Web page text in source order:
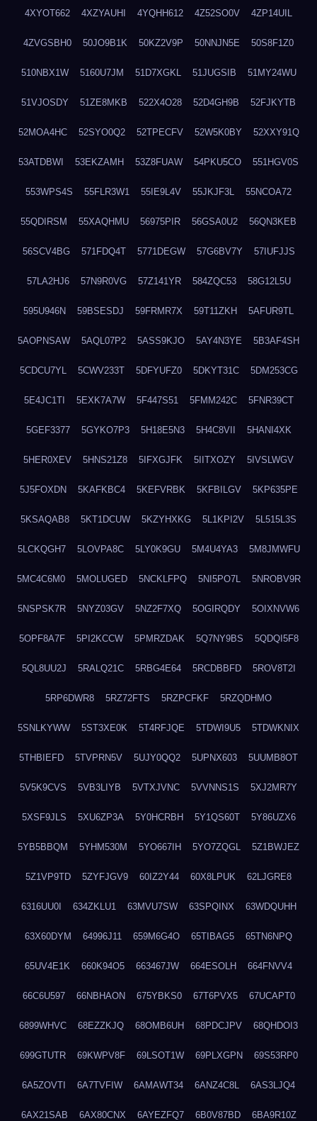
4XYOT662 4XZYAUHI 4YQHH612 4Z52SO0V 4ZP14UIL
4ZVGSBH0 50JO9B1K 50KZ2V9P 50NNJN5E 50S8F1Z0
510NBX1W 5160U7JM 51D7XGKL 51JUGSIB 51MY24WU
51VJOSDY 51ZE8MKB 522X4O28 52D4GH9B 52FJKYTB
52MOA4HC 52SYO0Q2 52TPECFV 52W5K0BY 52XXY91Q
53ATDBWI 53EKZAMH 53Z8FUAW 54PKU5CO 551HGV0S
553WPS4S 55FLR3W1 55IE9L4V 55JKJF3L 55NCOA72
55QDIRSM 55XAQHMU 56975PIR 56GSA0U2 56QN3KEB
56SCV4BG 571FDQ4T 5771DEGW 57G6BV7Y 57IUFJJS
57LA2HJ6 57N9R0VG 57Z141YR 584ZQC53 58G12L5U
595U946N 59BSESDJ 59FRMR7X 59T11ZKH 5AFUR9TL
5AOPNSAW 5AQL07P2 5ASS9KJO 5AY4N3YE 5B3AF4SH
5CDCU7YL 5CWV233T 5DFYUFZ0 5DKYT31C 5DM253CG
5E4JC1TI 5EXK7A7W 5F447S51 5FMM242C 5FNR39CT
5GEF3377 5GYKO7P3 5H18E5N3 5H4C8VII 5HANI4XK
5HER0XEV 5HNS21Z8 5IFXGJFK 5IITXOZY 5IVSLWGV
5J5FOXDN 5KAFKBC4 5KEFVRBK 5KFBILGV 5KP635PE
5KSAQAB8 5KT1DCUW 5KZYHXKG 5L1KPI2V 5L515L3S
5LCKQGH7 5LOVPA8C 5LY0K9GU 5M4U4YA3 5M8JMWFU
5MC4C6M0 5MOLUGED 5NCKLFPQ 5NI5PO7L 5NROBV9R
5NSPSK7R 5NYZ03GV 5NZ2F7XQ 5OGIRQDY 5OIXNVW6
5OPF8A7F 5PI2KCCW 5PMRZDAK 5Q7NY9BS 5QDQI5F8
5QL8UU2J 5RALQ21C 5RBG4E64 5RCDBBFD 5ROV8T2I
5RP6DWR8 5RZ72FTS 5RZPCFKF 5RZQDHMO
5SNLKYWW 5ST3XE0K 5T4RFJQE 5TDWI9U5 5TDWKNIX
5THBIEFD 5TVPRN5V 5UJY0QQ2 5UPNX603 5UUMB8OT
5V5K9CVS 5VB3LIYB 5VTXJVNC 5VVNNS1S 5XJ2MR7Y
5XSF9JLS 5XU6ZP3A 5Y0HCRBH 5Y1QS60T 5Y86UZX6
5YB5BBQM 5YHM530M 5YO667IH 5YO7ZQGL 5Z1BWJEZ
5Z1VP9TD 5ZYFJGV9 60IZ2Y44 60X8LPUK 62LJGRE8
6316UU0I 634ZKLU1 63MVU7SW 63SPQINX 63WDQUHH
63X60DYM 64996J11 659M6G4O 65TIBAG5 65TN6NPQ
65UV4E1K 660K94O5 663467JW 664ESOLH 664FNVV4
66C6U597 66NBHAON 675YBKS0 67T6PVX5 67UCAPT0
6899WHVC 68EZZKJQ 68OMB6UH 68PDCJPV 68QHDOI3
699GTUTR 69KWPV8F 69LSOT1W 69PLXGPN 69S53RP0
6A5ZOVTI 6A7TVFIW 6AMAWT34 6ANZ4C8L 6AS3LJQ4
6AX21SAB 6AX80CNX 6AYEZFQ7 6B0V87BD 6BA9R10Z